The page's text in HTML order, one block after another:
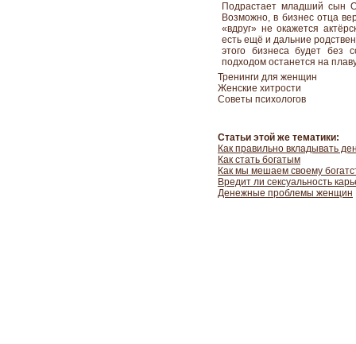
Подрастает младший сын
Возможно, в бизнес отца
«вдруг» не окажется
есть ещё и дальние
этого бизнеса будет без
подходом останется на
Тренинги для женщин
Женские хитрости
Советы психологов
Статьи этой же тематики:
Как правильно вкладывать
Как стать богатым
Как мы мешаем своему
Вредит ли сексуальность
Денежные проблемы женщин